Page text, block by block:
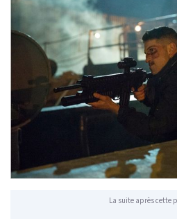
La suite après cette